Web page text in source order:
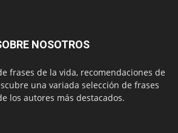
NOSOTROS
frases de la vida, recomendaciones de
una variada selección de frases
los autores más destacados.